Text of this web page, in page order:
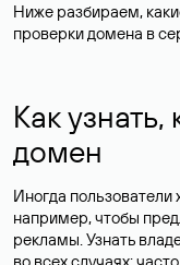
Ниже разбираем,
проверки домена в
Как
домен
Иногда пользователи
например, чтобы
рекламы. Узнать